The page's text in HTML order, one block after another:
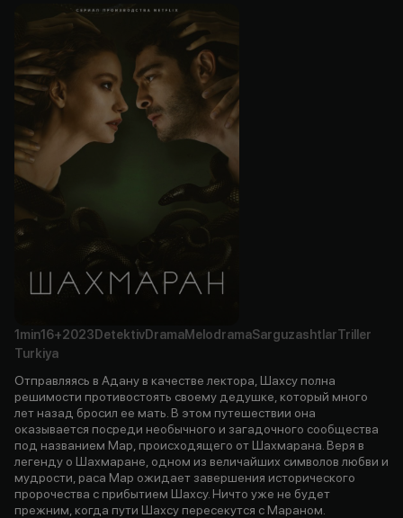
1min16+2023 DetektivDramaMelodramaSarguzashtlarTriller
Turkiya
Отправляясь в Адану в качестве лектора, Шахсу полна
решимости противостоять своему дедушке, который много
лет назад бросил ее мать. В этом путешествии она
оказывается посреди необычного и загадочного сообщества
под названием Мар, происходящего от Шахмарана. Веря в
легенду о Шахмаране, одном из величайших символов любви и
мудрости, раса Мар ожидает завершения исторического
пророчества с прибытием Шахсу. Ничто уже не будет
прежним, когда пути Шахсу пересекутся с Мараном.